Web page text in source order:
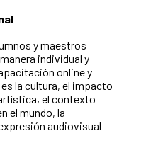
y maestros
individual y
online y
la cultura, el impacto
el contexto
el mundo, la
audiovisual